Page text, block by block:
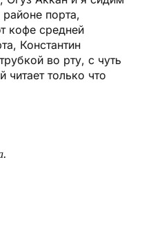
порта,
кофе средней
Константин
во рту, с чуть
читает только что